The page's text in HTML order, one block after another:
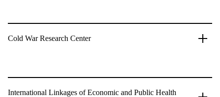
Cold War Research Center
International Linkages of Economic and Public Health